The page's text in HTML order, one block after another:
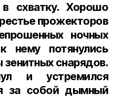
схватку. Хорошо
прожекторов
ночных
нему потянулись
зенитных снарядов.
и устремился
за собой дымный